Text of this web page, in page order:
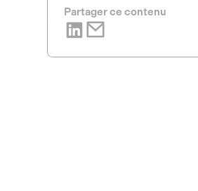
Partager ce contenu